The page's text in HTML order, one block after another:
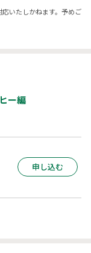
いたしかねます。予めご
ー編
申し込む